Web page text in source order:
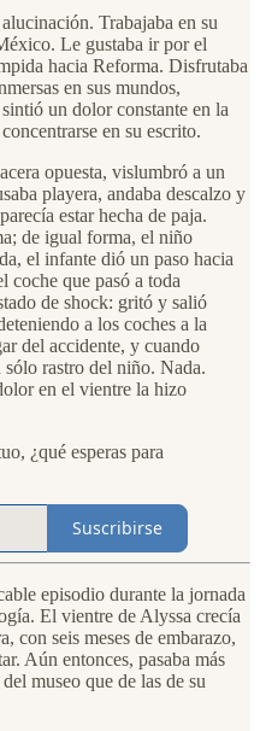
Trabajaba en su
Le gustaba ir por el
hacia Reforma. Disfrutaba
en sus mundos,
un dolor constante en la
en su escrito.
opuesta, vislumbró a un
playera, andaba descalzo y
estar hecha de paja.
de igual forma, el niño
el infante dió un paso hacia
que pasó a toda
de shock: gritó y salió
a los coches a la
del accidente, y cuando
rastro del niño. Nada.
en el vientre la hizo
¿qué esperas para
Suscribirse
episodio durante la jornada
El vientre de Alyssa crecía
con seis meses de embarazo,
Aún entonces, pasaba más
museo que de las de su